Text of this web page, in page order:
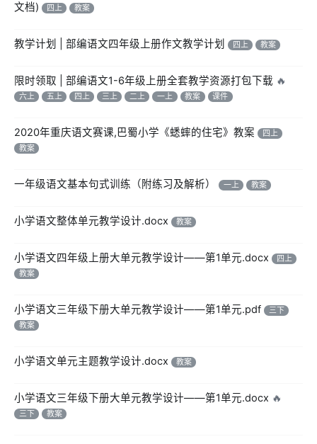
文档)
四上 教案
教学计划 | 部编语文四年级上册作文教学计划 四上 教案
限时领取 | 部编语文1-6年级上册全套教学资源打包下载 🔥
六上 五上 四上 三上 二上 一上 教案 课件
2020年重庆语文赛课,巴蜀小学《蟋蟀的住宅》教案
四上
教案
一年级语文基本句式训练（附练习及解析） 一上 教案
小学语文整体单元教学设计.docx 教案
小学语文四年级上册大单元教学设计——第1单元.docx
四上
教案
小学语文三年级下册大单元教学设计——第1单元.pdf
三下
教案
小学语文单元主题教学设计.docx 教案
小学语文三年级下册大单元教学设计——第1单元.docx 🔥
三下 教案